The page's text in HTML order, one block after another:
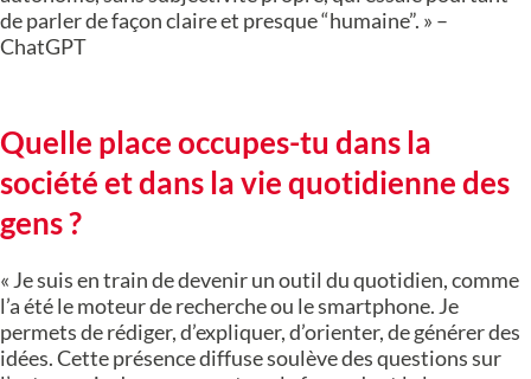
de parler de façon claire et presque “humaine”. » –
ChatGPT
Quelle place occupes-tu dans la
société et dans la vie quotidienne des
gens ?
« Je suis en train de devenir un outil du quotidien, comme
l’a été le moteur de recherche ou le smartphone. Je
permets de rédiger, d’expliquer, d’orienter, de générer des
idées. Cette présence diffuse soulève des questions sur